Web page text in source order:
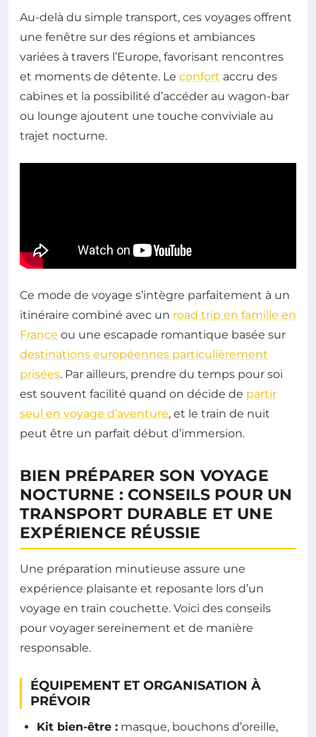
Au-delà du simple transport, ces voyages offrent
une fenêtre sur des régions et ambiances
variées à travers l’Europe, favorisant rencontres
et moments de détente. Le confort accru des
cabines et la possibilité d’accéder au wagon-bar
ou lounge ajoutent une touche conviviale au
trajet nocturne.
Ce mode de voyage s’intègre parfaitement à un
itinéraire combiné avec un road trip en famille en
France ou une escapade romantique basée sur
destinations européennes particulièrement
prisées. Par ailleurs, prendre du temps pour soi
est souvent facilité quand on décide de partir
seul en voyage d’aventure, et le train de nuit
peut être un parfait début d’immersion.
BIEN PRÉPARER SON VOYAGE
NOCTURNE : CONSEILS POUR UN
TRANSPORT DURABLE ET UNE
EXPÉRIENCE RÉUSSIE
Une préparation minutieuse assure une
expérience plaisante et reposante lors d’un
voyage en train couchette. Voici des conseils
pour voyager sereinement et de manière
responsable.
ÉQUIPEMENT ET ORGANISATION À
PRÉVOIR
Kit bien-être : masque, bouchons d’oreille,